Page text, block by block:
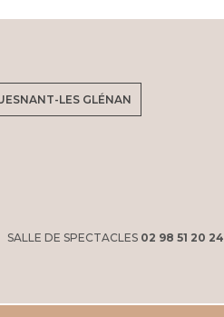
LES GLÉNAN
SALLE DE SPECTACLES 02 98 51 20 24